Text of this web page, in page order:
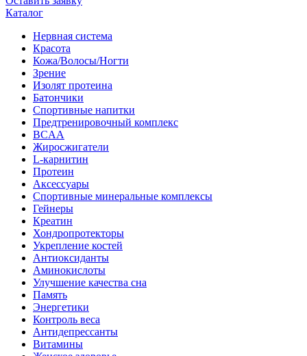
Каталог
Нервная система
Красота
Кожа/Волосы/Ногти
Зрение
Изолят протеина
Батончики
Спортивные напитки
Предтренировочный комплекс
BCAA
Жиросжигатели
L-карнитин
Протеин
Аксессуары
Спортивные минеральные комплексы
Гейнеры
Креатин
Хондропротекторы
Укрепление костей
Антиоксиданты
Аминокислоты
Улучшение качества сна
Память
Энергетики
Контроль веса
Антидепрессанты
Витамины